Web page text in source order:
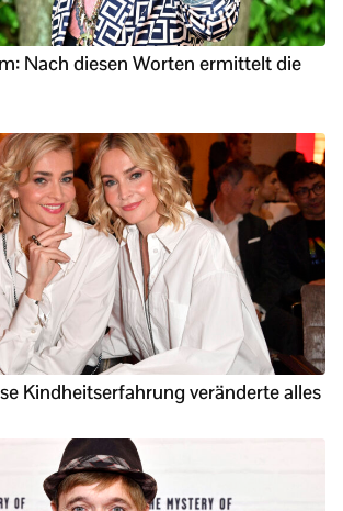
Nach diesen Worten ermittelt die
Kindheitserfahrung veränderte alles